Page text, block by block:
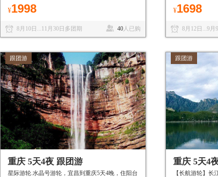
¥1998
8月10日...11月30日多团期 40人已购
¥1698
8月12日...9月
跟团游
重庆 5天4夜 跟团游
星际游轮.水晶号游轮，宜昌到重庆5天4晚，住阳台
跟团游
重庆 5天4
【长航游轮】